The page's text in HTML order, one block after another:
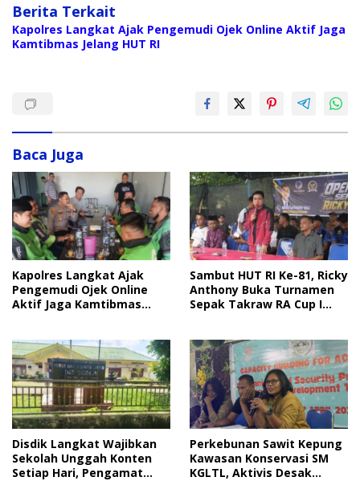
Berita Terkait
Kapolres Langkat Ajak Pengemudi Ojek Online Aktif Jaga
Kamtibmas Jelang HUT RI
Baca Juga
Kapolres Langkat Ajak
Pengemudi Ojek Online
Aktif Jaga Kamtibmas
Sambut HUT RI Ke-81, Ricky
Anthony Buka Turnamen
Sepak Takraw RA Cup I
Disdik Langkat Wajibkan
Sekolah Unggah Konten
Setiap Hari, Pengamat
Perkebunan Sawit Kepung
Kawasan Konservasi SM
KGLTL, Aktivis Desak